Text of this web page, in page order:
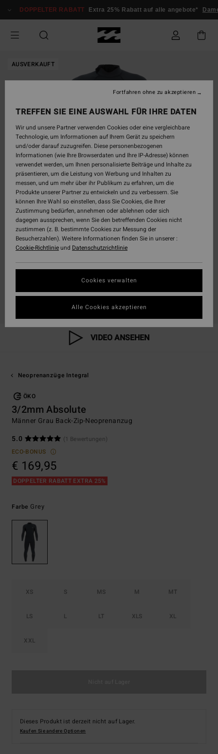
zur
springen
DOPPELTER RABATT Extra 25% Rabatt auf alle angebote*
AUSVERKAUFT
VIDEO ANSEHEN
Neoprenanzüge Integral
ÖKO
3/2mm Absolute
Männer Grau Back-Zip-Neoprenanzug
5.0
(1 Bewertungen)
ECO-BONUS
€ 169,95
DOPPELTER RABATT EXTRA 25%
Farbe Grey
XS S MS M MT
LS L LT XLS XL
XXL
Dieses Produkt ist derzeit nicht auf Lager.
Kaufen Sie andere Optionen
TREFFEN SIE EINE AUSWAHL FÜR IHRE DATEN
Wir und unsere Partner verwenden Cookies oder eine vergleichbare
Technologie, um Informationen auf Ihrem Gerät zu speichern
und/oder darauf zuzugreifen. Diese personenbezogenen
Informationen (wie Ihre Browserdaten und Ihre IP-Adresse) können
verwendet werden, um Ihnen personalisierte Beiträge und Inhalte zu
präsentieren, um die Leistung von Werbung und Inhalten zu
messen, und um mehr über ihr Publikum zu erfahren, um die
Produkte unserer Partner zu entwickeln und zu verbessern. Sie
können Ihre Wahl so einstellen, dass Sie Cookies, die Ihrer
Zustimmung bedürfen, annehmen oder ablehnen oder sich
dagegen aussprechen, wenn Sie den betreffenden Cookies nicht
zustimmen (z. B. bestimmte Cookies zur Messung der
Besucherzahlen). Weitere Informationen finden Sie in unserer :
Cookie-Richtlinieund Datenschutzrichtlinie
Cookies verwalten
Fortfahren ohne zu akzeptieren
Alle Cookies akzeptieren